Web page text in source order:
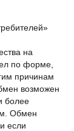
на
по форме,
причинам
возможен
более
Обмен
если